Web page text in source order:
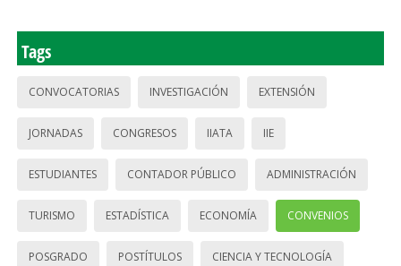
Tags
CONVOCATORIAS INVESTIGACIÓN EXTENSIÓN
JORNADAS CONGRESOS IIATA IIE
ESTUDIANTES CONTADOR PÚBLICO ADMINISTRACIÓN
TURISMO ESTADÍSTICA ECONOMÍA CONVENIOS
POSGRADO POSTÍTULOS CIENCIA Y TECNOLOGÍA